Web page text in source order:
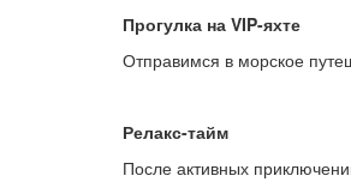
Прогулка на VIP-яхте
Отправимся в морское
Релакс-тайм
После активных